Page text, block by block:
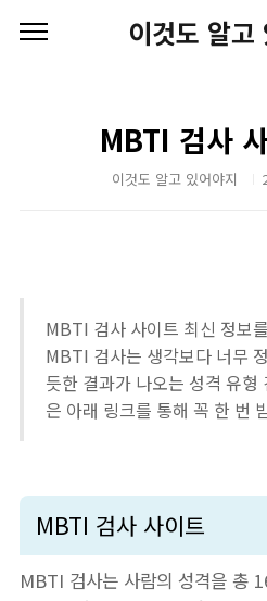
이것도 알고
MBTI 검사
이것도 알고 있어야지
MBTI 검사 사이트 최신 정보
MBTI 검사는 생각보다 너무
듯한 결과가 나오는 성격 유형
은 아래 링크를 통해 꼭 한 번
MBTI 검사 사이트
MBTI 검사는 사람의 성격을 총